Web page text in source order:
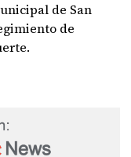
de San
de